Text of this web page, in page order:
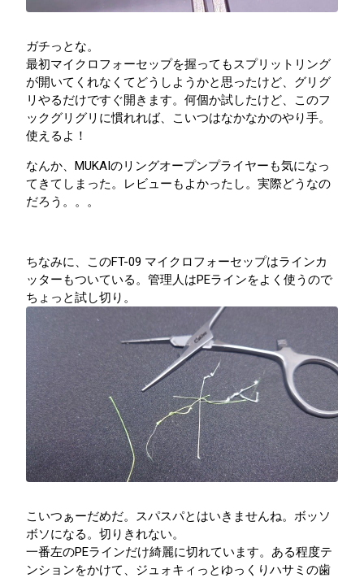
ガチっとな。
最初マイクロフォーセップを握ってもスプリットリング
が開いてくれなくてどうしようかと思ったけど、グリグ
リやるだけですぐ開きます。何個か試したけど、このフ
ックグリグリに慣れれば、こいつはなかなかのやり手。
使えるよ！
なんか、MUKAIのリングオープンプライヤーも気になっ
てきてしまった。レビューもよかったし。実際どうなの
だろう。。。
ちなみに、このFT-09 マイクロフォーセップはラインカ
ッターもついている。管理人はPEラインをよく使うので
ちょっと試し切り。
こいつぁーだめだ。スパスパとはいきませんね。ボッソ
ボソになる。切りきれない。
一番左のPEラインだけ綺麗に切れています。ある程度テ
ンションをかけて、ジュォキィっとゆっくりハサミの歯